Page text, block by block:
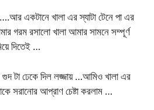
একটানে খালা এর স্যাটা টেনে পা এর
গরম রসালো খালা আমার সামনে সম্পূর্ণ
দিতেই …
গুদ টা ঢেকে দিল লজ্জায় …আমিও খালা এর
সরানোর আপ্রাণ চেষ্টা করলাম …